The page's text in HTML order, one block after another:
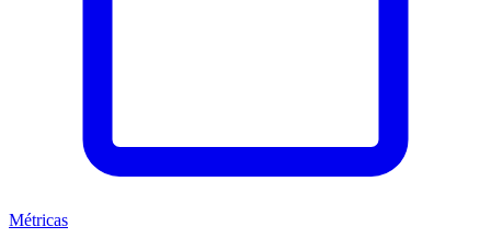
Métricas